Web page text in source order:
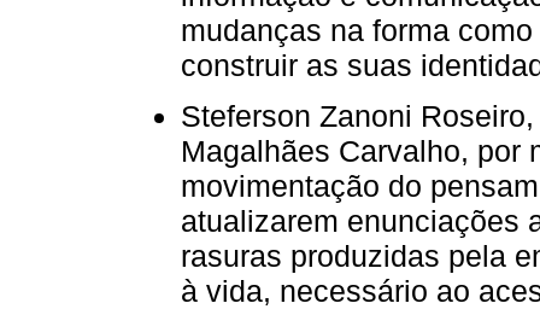
mudanças na forma
construir as suas
Steferson Zanoni
Magalhães Carvalho, por
movimentação do
atualizarem enunciações
rasuras produzidas pela
à vida, necessário ao